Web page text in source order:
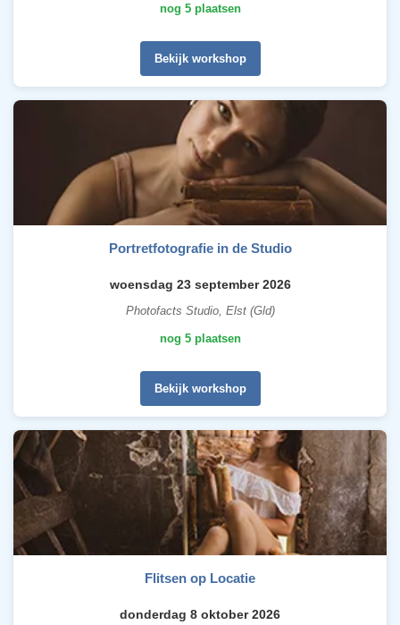
nog 5 plaatsen
Bekijk workshop
Portretfotografie in de Studio
woensdag 23 september 2026
Photofacts Studio, Elst (Gld)
nog 5 plaatsen
Bekijk workshop
Flitsen op Locatie
donderdag 8 oktober 2026